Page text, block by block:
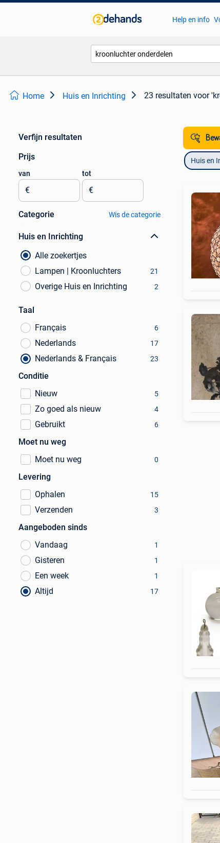
Help en info
Home Huis en Inrichting 23 resultaten voor
Verfijn resultaten
Prijs
van
€
tot
€
Categorie Wis de categorie
Huis en Inrichting
Alle zoekertjes
Lampen | Kroonluchters
21
Overige Huis en Inrichting 2
Taal
Français
6
Nederlands 17
Nederlands & Français 23
Conditie
Nieuw
5
Zo goed als nieuw 4
Gebruikt 6
Moet nu weg
Moet nu weg
0
Levering
Ophalen
15
Verzenden 3
Aangeboden sinds
Vandaag
1
Gisteren 1
Een week 1
Altijd 17
Huis en